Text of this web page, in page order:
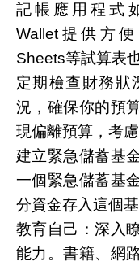
記帳應用程式
Wallet提供方
Sheets等試算表
定期檢查財務狀
況，確保你的預
現偏離預算，考
建立緊急儲蓄基
一個緊急儲蓄基
分資金存入這個
教育自己：深入
能力。書籍、網